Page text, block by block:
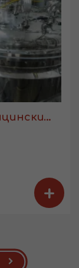
Младший монтажник медицинских изделий
+